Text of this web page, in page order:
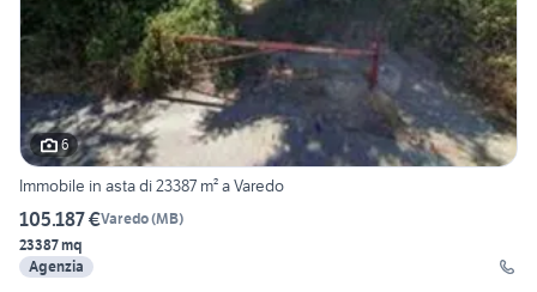
6
Immobile in asta di 23387 m² a Varedo
105.187 €Varedo(MB)
23387 mq
Agenzia